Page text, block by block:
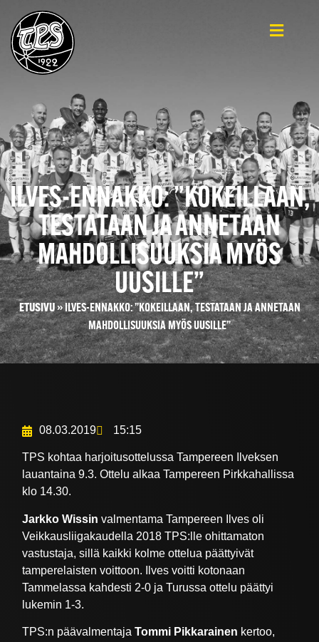
ILVES-ENNAKKO: ”KOKEILLAAN,
TESTATAAN JA ANNETAAN
MAHDOLLISUUKSIA MYÖS
UUSILLE”
ETUSIVU»ILVES-ENNAKKO: ”KOKEILLAAN, TESTATAAN JA ANNETAAN
MAHDOLLISUUKSIA MYÖS UUSILLE”
08.03.2019 15:15
TPS kohtaa harjoitusottelussa Tampereen Ilveksen
lauantaina 9.3. Ottelu alkaa Tampereen Pirkkahallissa
klo 14.30.
Jarkko Wissin valmentama Tampereen Ilves oli
Veikkausliigakaudella 2018 TPS:lle ohittamaton
vastustaja, sillä kaikki kolme ottelua päättyivät
tamperelaisten voittoon. Ilves voitti kotonaan
Tammelassa kahdesti 2-0 ja Turussa ottelu päättyi
lukemin 1-3.
TPS:n päävalmentajaTommi Pikkarainen kertoo,